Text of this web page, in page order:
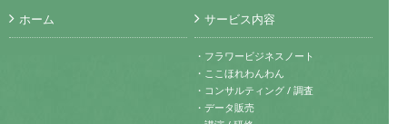
ホーム サービス内容
・フラワービジネスノート
・ここほれわんわん
・コンサルティング / 調査
・データ販売